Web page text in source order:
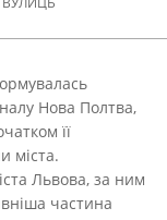
Нова Полтва,
її
міста.
Львова, за ним
частина